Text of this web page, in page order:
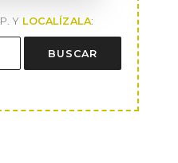
Y LOCALÍZALA:
BUSCAR